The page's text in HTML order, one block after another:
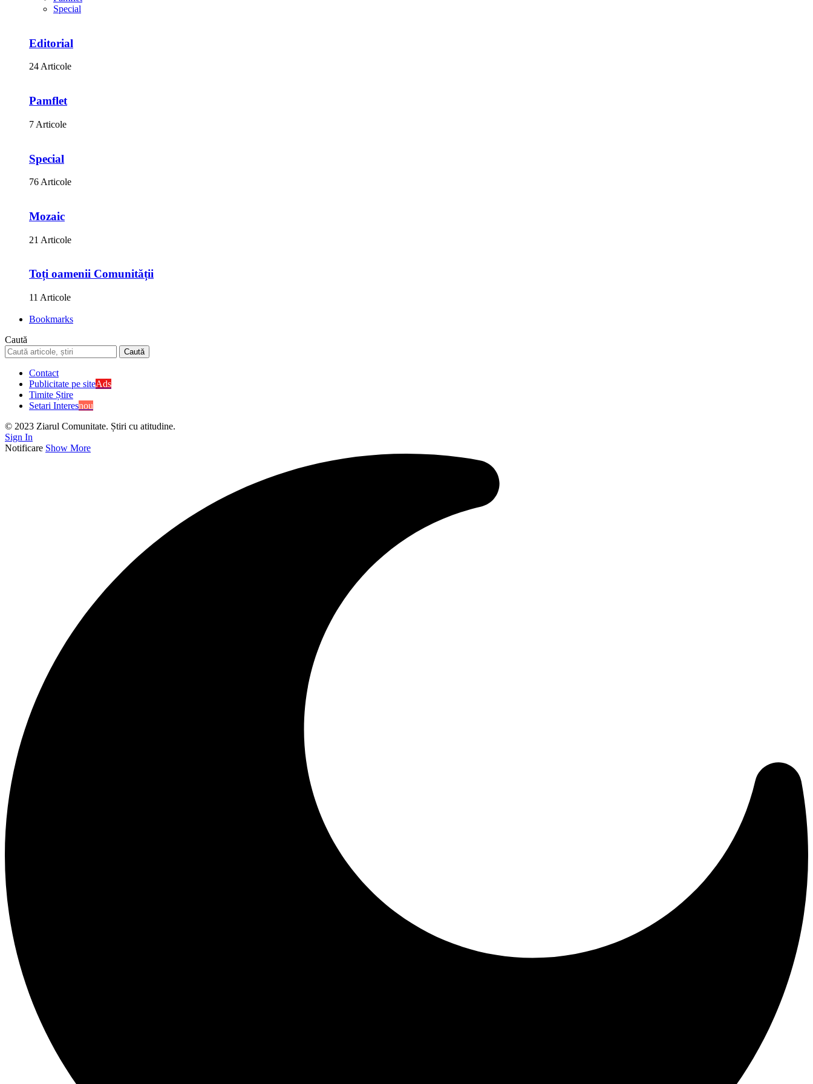
Special
Editorial
24 Articole
Pamflet
7 Articole
Special
76 Articole
Mozaic
21 Articole
Toți oamenii Comunității
11 Articole
Bookmarks
Caută
Contact
Publicitate pe siteAds
Timite Știre
Setari Interesnou
© 2023 Ziarul Comunitate. Știri cu atitudine.
Sign In
Notificare Show More